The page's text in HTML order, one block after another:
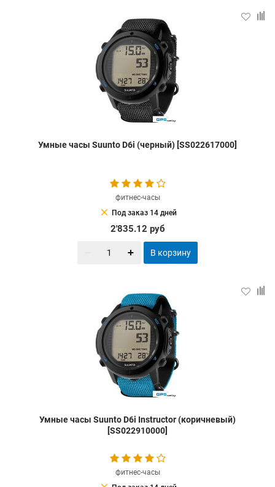
Умные часы Suunto D6i (черный) [SS022617000]
фитнес-часы
clear Под заказ 14 дней
2'835.12 руб
В корзину
Умные часы Suunto D6i Instructor (коричневый)
[SS022910000]
фитнес-часы